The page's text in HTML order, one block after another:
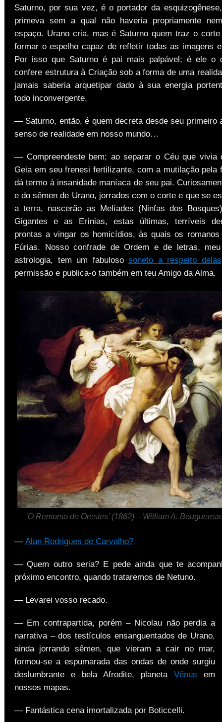
Saturno, por sua vez, é o portador da
primeva sem a qual não haveria propriamente
espaço. Urano cria, mas é Saturno quem traz o
formar o espelho capaz de refletir todas as imagens
Por isso que Saturno é pai mais palpável; é ele o
confere estrutura à Criação sob a forma de uma
jamais saberia arquetipar dado à sua energia
todo inconvergente.
— Saturno, então, é quem decreta desde seu primeiro
senso de realidade em nosso mundo…
— Compreendeste bem; ao separar o Céu que vivia
Geia em seu frenesi fertilizante, com a mutilação pela
dá termo à insanidade maníaca de seu pai.
e do sêmen de Urano, jorrados com o corte e que se
a terra, nascerão as Melíades (Ninfas dos
Gigantes e as Erínias, estas últimas, terríveis
prontas a vingar os homicídios, às quais os romanos
Fúrias. Nosso confrade de Ordem e de letras,
astrologia, tem um fabuloso soneto a respeito delas
permissão e publica-o também em teu Amigo da Alma.
‘O Remorso de Orestes’ (1862) – William A.
— Alan Rodrigues de Carvalho?
— Quem outro seria? E pede ainda que te
próximo encontro, quando trataremos de Netuno.
— Levarei vosso recado.
— Em contrapartida, porém – Nicolau não perdia a
narrativa – dos testículos ensanguentados de Urano,
ainda jorrando sêmen, que vieram a cair no mar,
formou-se a espumarada das ondas de onde surgiu
deslumbrante e bela Afrodite, planeta Vênus em
nossos mapas.
— Fantástica cena imortalizada por Boticcelli.